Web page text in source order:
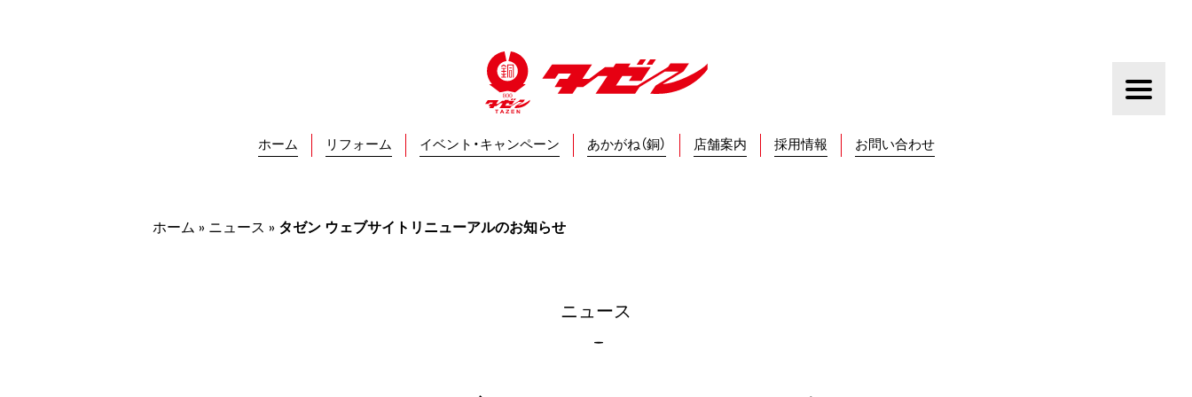
ホーム リフォーム イベント・キャンペーン あかがね（銅） 店舗案内 採用情報 お問い合わせ
ホーム » ニュース » タゼン ウェブサイトリニューアルのお知らせ
ニュース